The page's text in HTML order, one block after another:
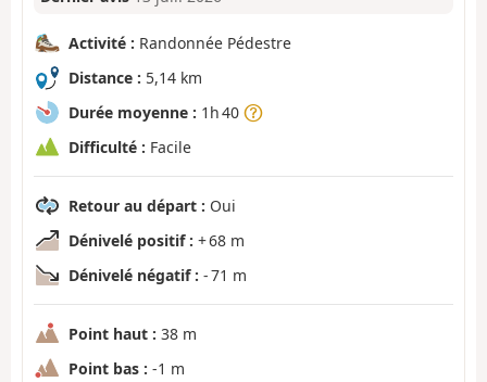
Activité : Randonnée Pédestre
Distance : 5,14 km
Durée moyenne : 1h 40
Difficulté : Facile
Retour au départ : Oui
Dénivelé positif : + 68 m
Dénivelé négatif : - 71 m
Point haut : 38 m
Point bas : -1 m